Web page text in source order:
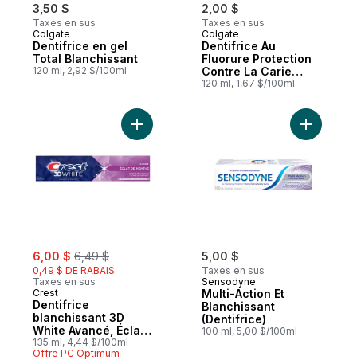
3,50 $
Taxes en sus
Colgate
Dentifrice en gel
Total Blanchissant
120 ml, 2,92 $/100ml
2,00 $
Taxes en sus
Colgate
Dentifrice Au
Fluorure Protection
Contre La Carie
Populaire
120 ml, 1,67 $/100ml
sale:
6,00 $ , formerly:
6,49 $
0,49 $ DE RABAIS
Taxes en sus
Crest
Dentifrice
blanchissant 3D
White Avancé, Éclat
de menthe
135 ml, 4,44 $/100ml
Offre PC Optimum
Ajouter Dentifrice blanchissant 3D White
5,00 $
Taxes en sus
Sensodyne
Multi-Action Et
Blanchissant
(Dentifrice)
100 ml, 5,00 $/100ml
Ajouter